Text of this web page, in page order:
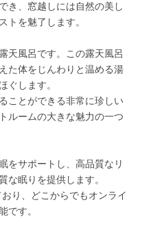
き、窓越しには自然の美し
トを魅了します。
天風呂です。この露天風呂
た体をじんわりと温める湯
ぐします。
ことができる非常に珍しい
ルームの大きな魅力の一つ
をサポートし、高品質なリ
な眠りを提供します。
り、どこからでもオンライ
です。